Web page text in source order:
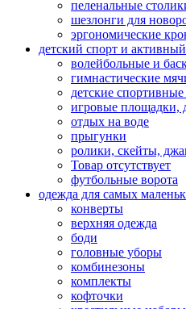
пеленальные
шезлонги для
эргономические
детский спорт и
волейбольные и
гимнастические
детские
игровые площадки,
отдых на воде
прыгунки
ролики, скейты,
Товар отсутствует
футбольные ворота
одежда для самых
конверты
верхняя одежда
боди
головные уборы
комбинезоны
комплекты
кофточки